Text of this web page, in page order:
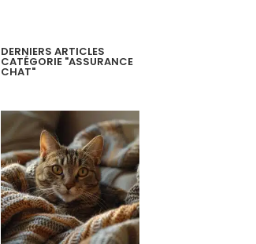
DERNIERS ARTICLES
CATÉGORIE "ASSURANCE
CHAT"